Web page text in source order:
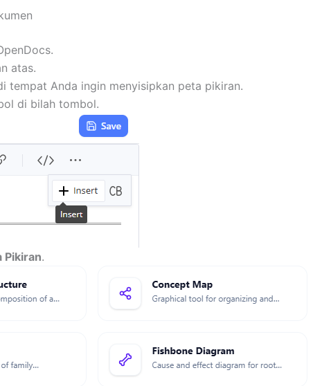
atas.
tempat Anda ingin menyisipkan peta pikiran.
di bilah tombol.
Pikiran.